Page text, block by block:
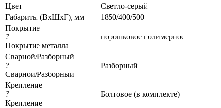
Цвет
Светло-серый
Габариты (ВхШхГ), мм
1850/400/500
Покрытие
?
Покрытие металла
порошковое полимерное
Сварной/Разборный
?
Сварной/Разборный
Разборный
Крепление
?
Крепление
Болтовое (в комплекте)